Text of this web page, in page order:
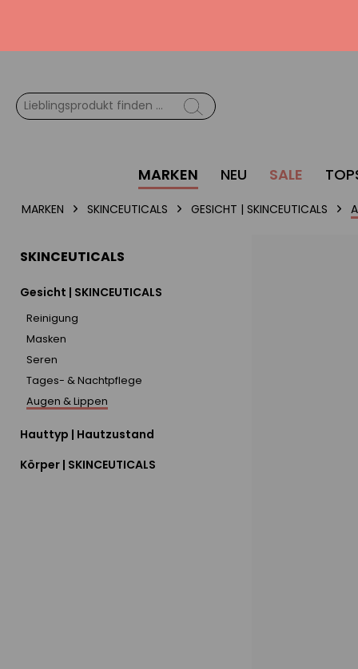
MARKEN NEU SALE
MARKEN SKINCEUTICALS GESICHT | SKINCEUTICALS
SKINCEUTICALS
Gesicht | SKINCEUTICALS
Reinigung
Masken
Seren
Tages- & Nachtpflege
Augen & Lippen
Hauttyp | Hautzustand
Körper | SKINCEUTICALS